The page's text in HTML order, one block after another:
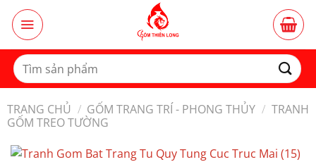
qua
dungTìm
kiếm:
TRANG CHỦ / GỐM TRANG TRÍ - PHONG THỦY / TRANH
GỐM TREO TƯỜNG